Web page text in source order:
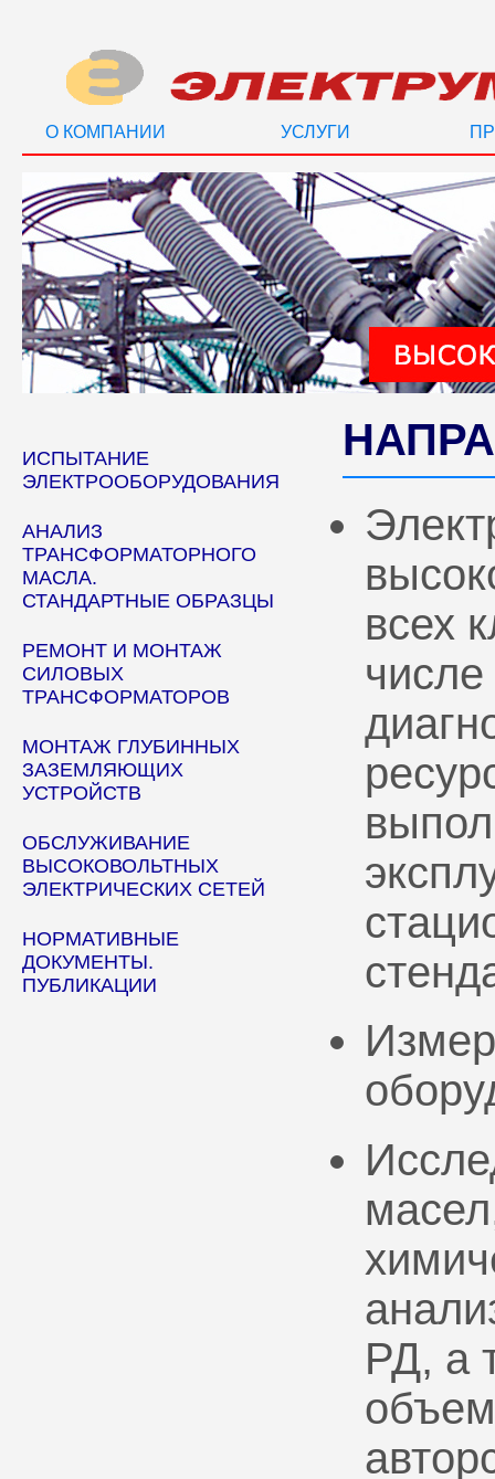
О КОМПАНИИ УСЛУГИ
ИСПЫТАНИЕ
ЭЛЕКТРООБОРУДОВАНИЯ
АНАЛИЗ
ТРАНСФОРМАТОРНОГО
МАСЛА.
СТАНДАРТНЫЕ ОБРАЗЦЫ
РЕМОНТ И МОНТАЖ
СИЛОВЫХ
ТРАНСФОРМАТОРОВ
МОНТАЖ ГЛУБИННЫХ
ЗАЗЕМЛЯЮЩИХ
УСТРОЙСТВ
ОБСЛУЖИВАНИЕ
ВЫСОКОВОЛЬТНЫХ
ЭЛЕКТРИЧЕСКИХ СЕТЕЙ
НОРМАТИВНЫЕ
ДОКУМЕНТЫ.
ПУБЛИКАЦИИ
всех
РД, а